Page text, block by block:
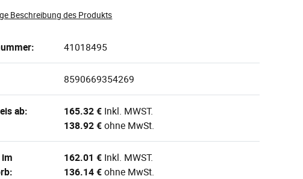
Beschreibung des Produkts
41018495
8590669354269
ab: 165.32 € Inkl. MWST.
138.92 €ohne MwSt.
162.01 € Inkl. MWST.
136.14 €ohne MwSt.